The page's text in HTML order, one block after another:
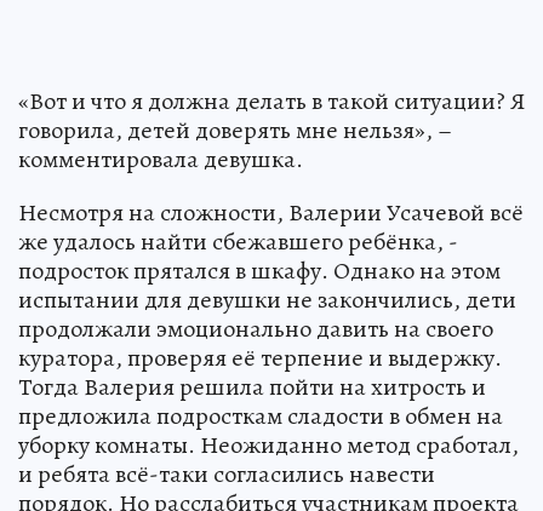
«Вот и что я должна делать в такой ситуации? Я
говорила, детей доверять мне нельзя», –
комментировала девушка.
Несмотря на сложности, Валерии Усачевой всё
же удалось найти сбежавшего ребёнка, -
подросток прятался в шкафу. Однако на этом
испытании для девушки не закончились, дети
продолжали эмоционально давить на своего
куратора, проверяя её терпение и выдержку.
Тогда Валерия решила пойти на хитрость и
предложила подросткам сладости в обмен на
уборку комнаты. Неожиданно метод сработал,
и ребята всё-таки согласились навести
порядок. Но расслабиться участникам проекта